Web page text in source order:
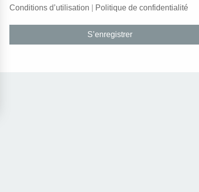
Conditions d’utilisation Politique de confidentialité
S’enregistrer